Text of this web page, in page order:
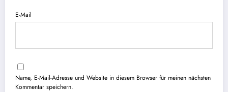
E-Mail
Name, E-Mail-Adresse und Website in diesem Browser für meinen nächsten
Kommentar speichern.